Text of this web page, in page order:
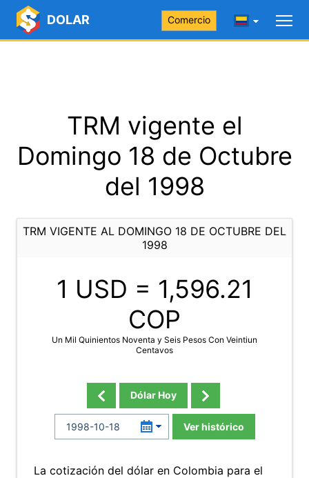
DOLAR Comercio
TRM vigente el
Domingo 18 de Octubre
del 1998
TRM VIGENTE AL DOMINGO 18 DE OCTUBRE DEL
1998
1 USD = 1,596.21
COP
Un Mil Quinientos Noventa y Seis Pesos Con Veintiun
Centavos
Dólar Hoy
Ver histórico
La cotización del dólar en Colombia para el